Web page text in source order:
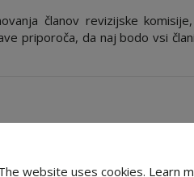
članov revizijske
priporoča, da naj bodo vsi
website uses cookies. Learn